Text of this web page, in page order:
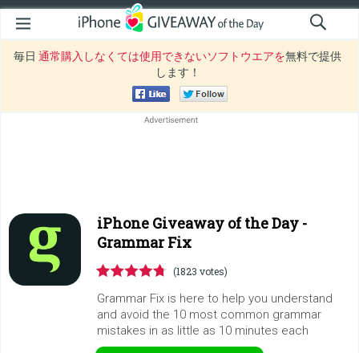
毎日 通常購入しなくては使用できないソフトウエアを無料で提供
します！
iPhone Giveaway of the Day -
Grammar Fix
(1823 votes)
Grammar Fix is here to help you understand
and avoid the 10 most common grammar
mistakes in as little as 10 minutes each